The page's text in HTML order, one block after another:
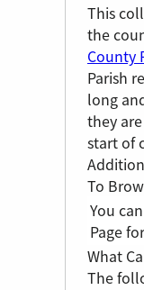
This
the
County
Parish
long
they
start of
To
You
Page
What
The